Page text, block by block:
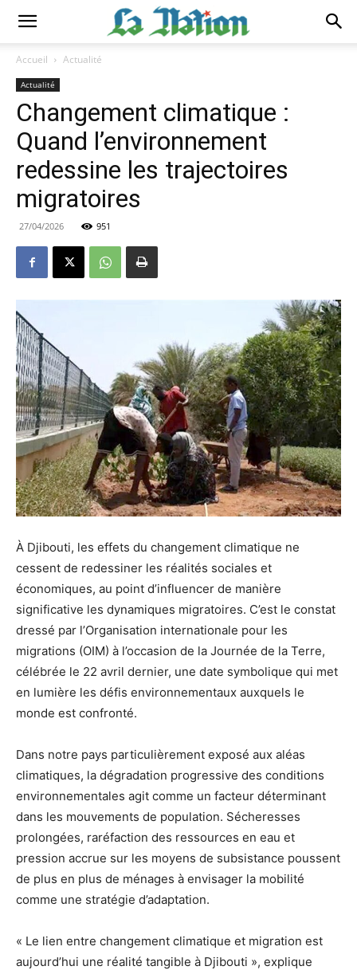
Accueil Actualité
Actualité
Changement climatique :
Quand l’environnement
redessine les trajectoires
migratoires
27/04/2026 951
À Djibouti, les effets du changement climatique ne
cessent de redessiner les réalités sociales et
économiques, au point d’influencer de manière
significative les dynamiques migratoires. C’est le constat
dressé par l’Organisation internationale pour les
migrations (OIM) à l’occasion de la Journée de la Terre,
célébrée le 22 avril dernier, une date symbolique qui met
en lumière les défis environnementaux auxquels le
monde est confronté.
Dans notre pays particulièrement exposé aux aléas
climatiques, la dégradation progressive des conditions
environnementales agit comme un facteur déterminant
dans les mouvements de population. Sécheresses
prolongées, raréfaction des ressources en eau et
pression accrue sur les moyens de subsistance poussent
de plus en plus de ménages à envisager la mobilité
comme une stratégie d’adaptation.
« Le lien entre changement climatique et migration est
aujourd’hui une réalité tangible à Djibouti », explique